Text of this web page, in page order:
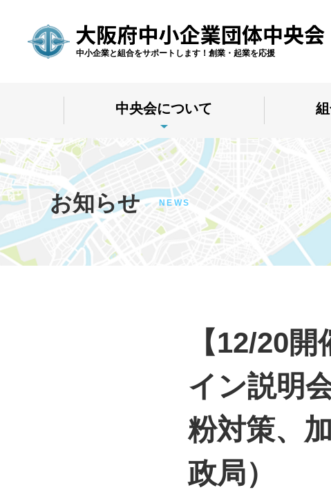
中小企業と組合をサポートします！創業・起業を応援
中央会について
お知らせ NEWS
【12/20
イン説明
粉対策、
政局）